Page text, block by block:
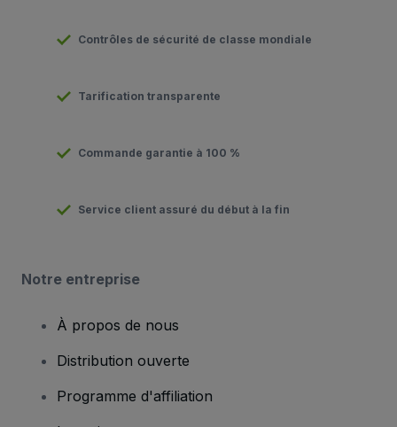
Contrôles de sécurité de classe mondiale
Tarification transparente
Commande garantie à 100 %
Service client assuré du début à la fin
Notre entreprise
À propos de nous
Distribution ouverte
Programme d'affiliation